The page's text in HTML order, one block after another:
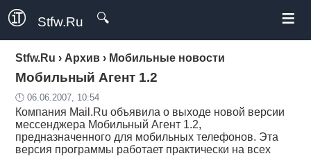
Stfw.Ru 🔍 ≡
Stfw.Ru › Архив › Мобильные новости
Мобильный Агент 1.2
🕛 06.06.2007, 10:54
Компания Mail.Ru объявила о выходе новой версии
мессенджера Мобильный Агент 1.2,
предназначенного для мобильных телефонов. Эта
версия программы работает практически на всех